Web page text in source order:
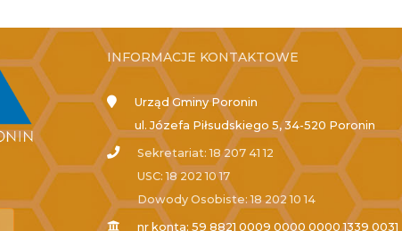
INFORMACJE KONTAKTOWE
Urząd Gminy Poronin
ul. Józefa Piłsudskiego 5, 34-520 Poronin
Sekretariat: 18 207 41 12
USC: 18 202 10 17
Dowody Osobiste: 18 202 10 14
nr konta: 59 8821 0009 0000 0000 1339 0031